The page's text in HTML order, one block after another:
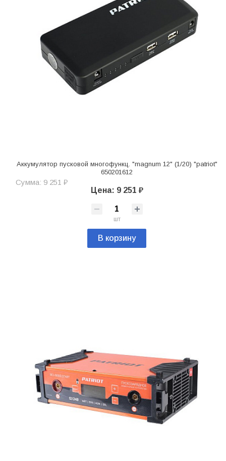
Аккумулятор пусковой многофункц. "magnum 12" (1/20) "patriot"
650201612
Сумма: 9 251 ₽
Цена: 9 251 ₽
шт
В корзину